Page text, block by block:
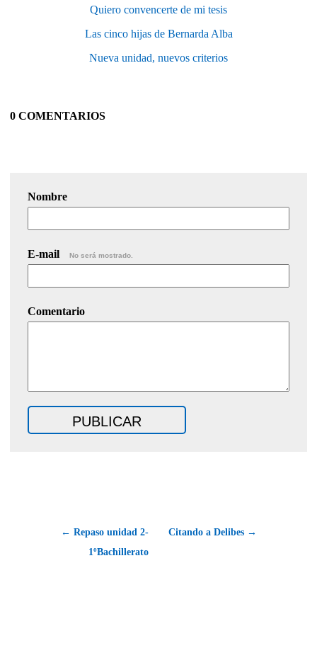
Quiero convencerte de mi tesis
Las cinco hijas de Bernarda Alba
Nueva unidad, nuevos criterios
0 COMENTARIOS
Nombre
E-mail No será mostrado.
Comentario
← Repaso unidad 2-
1ºBachillerato
Citando a Delibes →